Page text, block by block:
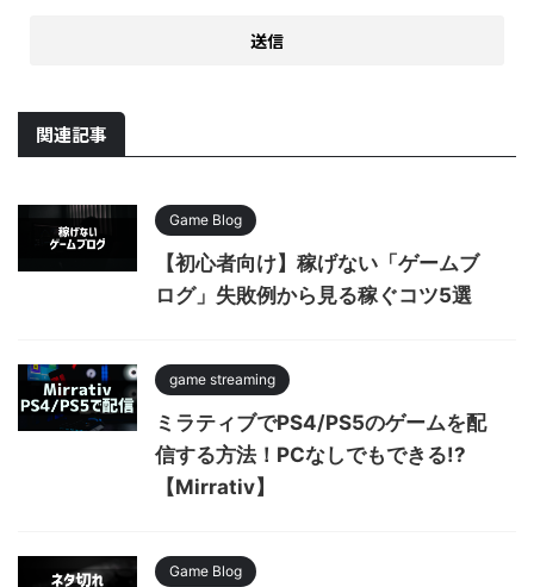
関連記事
Game Blog
【初心者向け】稼げない「ゲームブ
ログ」失敗例から見る稼ぐコツ5選
game streaming
ミラティブでPS4/PS5のゲームを配
信する方法！PCなしでもできる!?
【Mirrativ】
Game Blog